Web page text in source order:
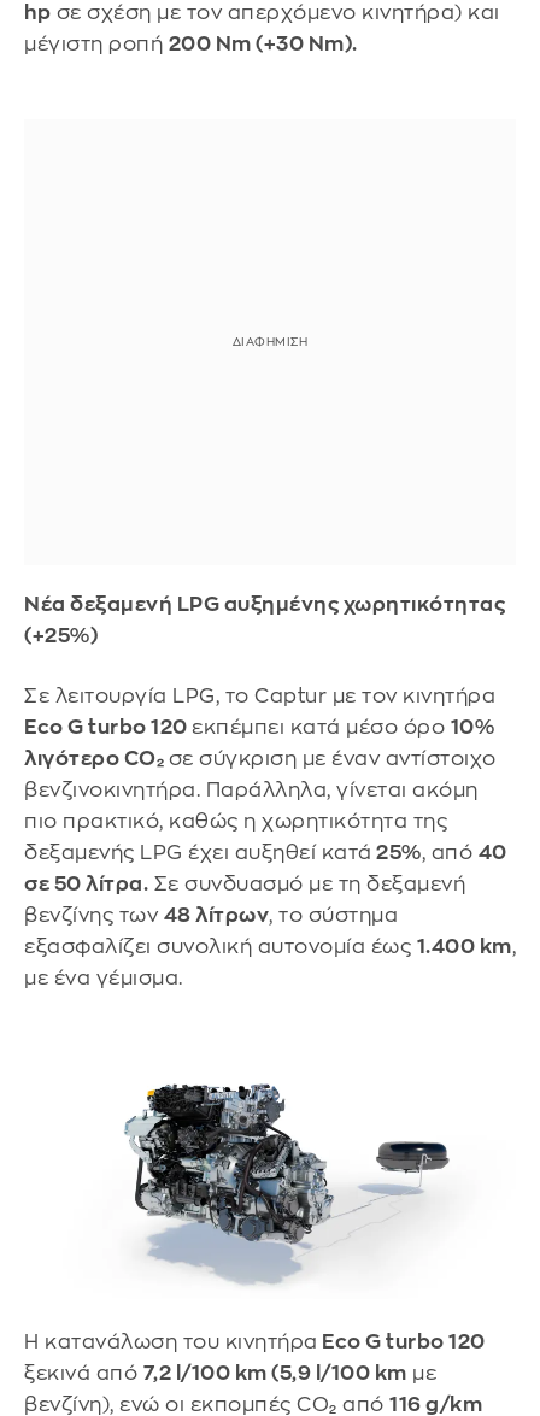
hp σε σχέση με τον απερχόμενο κινητήρα) και
μέγιστη ροπή 200 Nm (+30 Nm).
Νέα δεξαμενή LPG αυξημένης χωρητικότητας
(+25%)
Σε λειτουργία LPG, το Captur με τον κινητήρα
Eco G turbo 120 εκπέμπει κατά μέσο όρο 10%
λιγότερο CO₂ σε σύγκριση με έναν αντίστοιχο
βενζινοκινητήρα. Παράλληλα, γίνεται ακόμη
πιο πρακτικό, καθώς η χωρητικότητα της
δεξαμενής LPG έχει αυξηθεί κατά 25%, από 40
σε 50 λίτρα. Σε συνδυασμό με τη δεξαμενή
βενζίνης των 48 λίτρων, το σύστημα
εξασφαλίζει συνολική αυτονομία έως 1.400 km,
με ένα γέμισμα.
Η κατανάλωση του κινητήρα Eco G turbo 120
ξεκινά από 7,2 l/100 km (5,9 l/100 km με
βενζίνη), ενώ οι εκπομπές CO₂ από 116 g/km